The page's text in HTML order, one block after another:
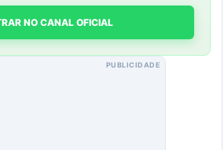
NO CANAL OFICIAL
PUBLICIDADE